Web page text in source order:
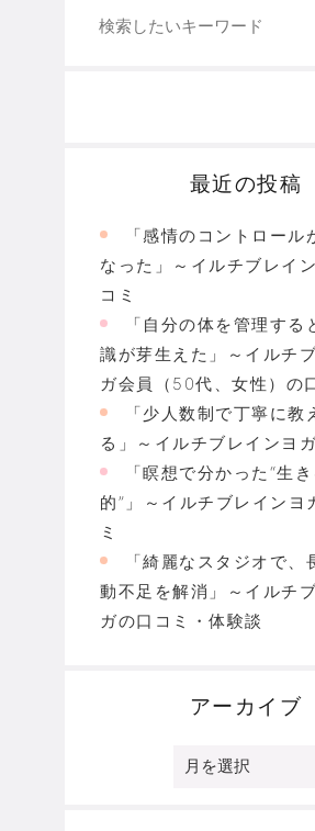
最近の投稿
「感情のコントロール
なった」～イルチブレイ
コミ
「自分の体を管理する
識が芽生えた」～イルチ
ガ会員（50代、女性）の
「少人数制で丁寧に教
る」～イルチブレインヨ
「瞑想で分かった“生
的”」～イルチブレインヨ
ミ
「綺麗なスタジオで、
動不足を解消」～イルチ
ガの口コミ・体験談
アーカイブ
ー